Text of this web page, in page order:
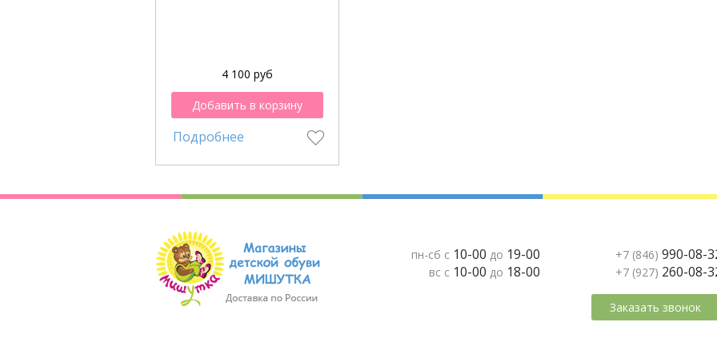
4 100 руб
Добавить в корзину
Подробнее
пн-сб с 10-00 до 19-00
вс с 10-00 до 18-00
+7 (846) 990-08-
+7 (927) 260-08-
Заказать звонок